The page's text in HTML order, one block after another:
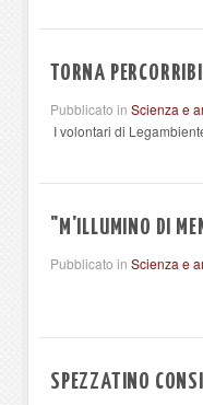
TORNA
Pubblicato in Scienza e
I volontari di
"M'ILLUMINO DI
Pubblicato in Scienza e
SPEZZATINO